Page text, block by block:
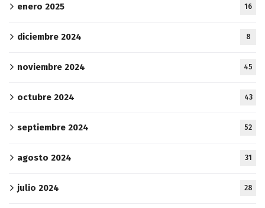
enero 2025 16
diciembre 2024 8
noviembre 2024 45
octubre 2024 43
septiembre 2024 52
agosto 2024 31
julio 2024 28